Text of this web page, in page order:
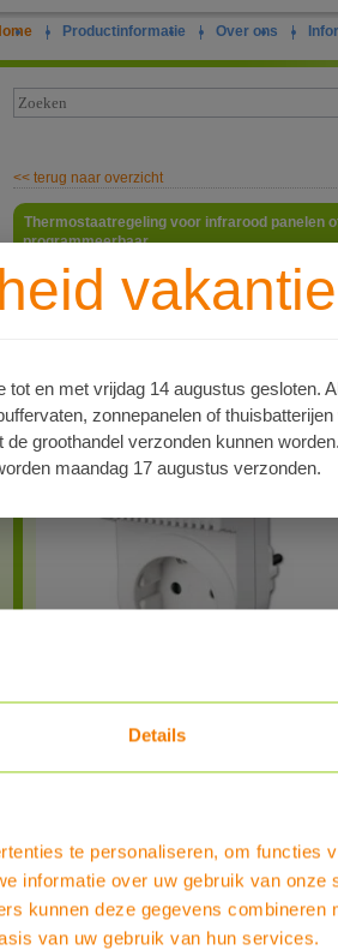
Details
te personaliseren, om functies
informatie over uw gebruik van
kunnen deze gegevens combineren
van uw gebruik van hun services.
| Productinformatie | Over ons |
vakantie
tot en met vrijdag 14 augustus gesloten.
zonnepanelen of
groothandel verzonden kunnen
maandag 17 augustus verzonden.
<< terug naar overzicht
Thermostaatregeling voor infrarood panelen
programmeerbaar